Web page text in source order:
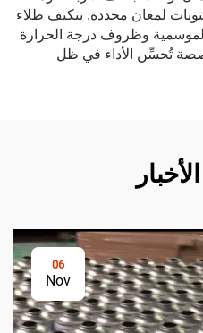
لمعان محددة. يتكيف طلاء
وظروف درجة الحرارة
تُحسِّن الأداء في ظل
06
Nov